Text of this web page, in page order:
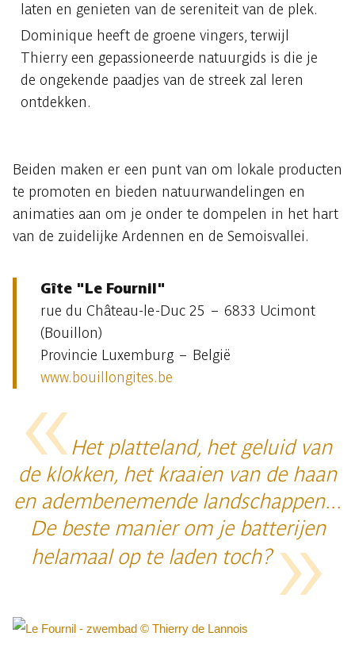
laten en genieten van de sereniteit van de plek.
Dominique heeft de groene vingers, terwijl
Thierry een gepassioneerde natuurgids is die je
de ongekende paadjes van de streek zal leren
ontdekken.
Beiden maken er een punt van om lokale producten
te promoten en bieden natuurwandelingen en
animaties aan om je onder te dompelen in het hart
van de zuidelijke Ardennen en de Semoisvallei.
Gîte "Le Fournil"
rue du Château-le-Duc 25 – 6833 Ucimont
(Bouillon)
Provincie Luxemburg – België
www.bouillongites.be
Het platteland, het geluid van
de klokken, het kraaien van de haan
en adembenemende landschappen...
De beste manier om je batterijen
helamaal op te laden toch?